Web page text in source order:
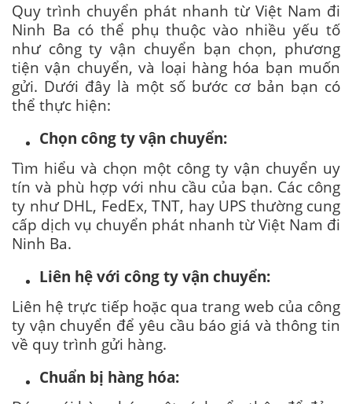
Quy trình chuyển phát nhanh từ Việt Nam đi
Ninh Ba có thể phụ thuộc vào nhiều yếu tố
như công ty vận chuyển bạn chọn, phương
tiện vận chuyển, và loại hàng hóa bạn muốn
gửi. Dưới đây là một số bước cơ bản bạn có
thể thực hiện:
Chọn công ty vận chuyển:
Tìm hiểu và chọn một công ty vận chuyển uy
tín và phù hợp với nhu cầu của bạn. Các công
ty như DHL, FedEx, TNT, hay UPS thường cung
cấp dịch vụ chuyển phát nhanh từ Việt Nam đi
Ninh Ba.
Liên hệ với công ty vận chuyển:
Liên hệ trực tiếp hoặc qua trang web của công
ty vận chuyển để yêu cầu báo giá và thông tin
về quy trình gửi hàng.
Chuẩn bị hàng hóa: